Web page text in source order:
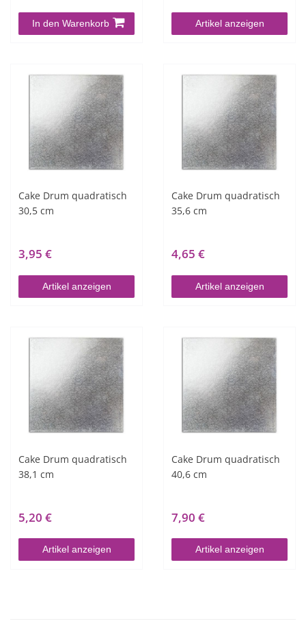
In den Warenkorb Artikel anzeigen
Cake Drum quadratisch
30,5 cm
3,95 €
Artikel anzeigen
Cake Drum quadratisch
35,6 cm
4,65 €
Artikel anzeigen
Cake Drum quadratisch
38,1 cm
5,20 €
Artikel anzeigen
Cake Drum quadratisch
40,6 cm
7,90 €
Artikel anzeigen